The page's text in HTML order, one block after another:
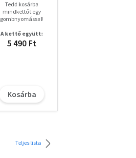
Tedd kosárba
mindkettőt egy
gombnyomással!
A kettő együtt:
5 490 Ft
Kosárba
Teljes lista